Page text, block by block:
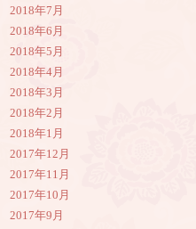
2018年7月
2018年6月
2018年5月
2018年4月
2018年3月
2018年2月
2018年1月
2017年12月
2017年11月
2017年10月
2017年9月